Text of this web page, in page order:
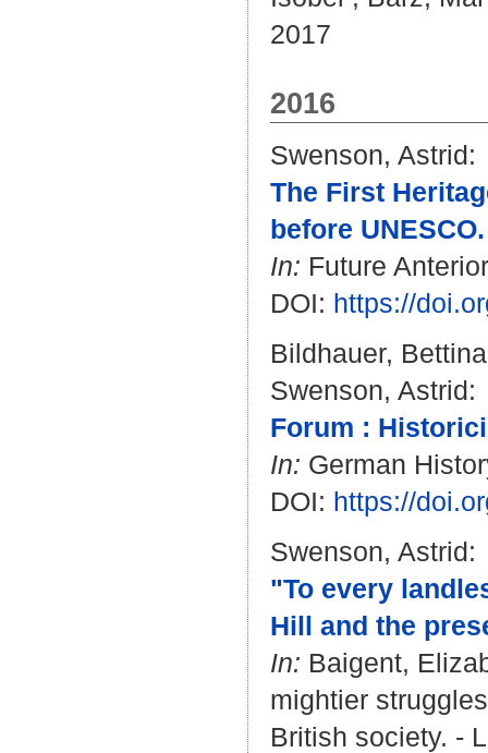
2017
2016
Swenson, Astrid:
The First
before UNESCO.
In: Future
DOI: https://
Bildhauer, Bettina
Swenson, Astrid:
Forum :
In: German
DOI: https://
Swenson, Astrid:
"To every
Hill and the
In: Baigent,
mightier
British society. -